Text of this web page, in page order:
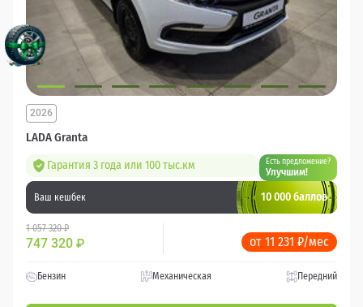
LADA Granta
2026
Гарантия 3 года или 100 тыс.км Есть предложение?
Улучшим!
Ваш кешбек 10 000 баллов
1 057 320 ₽
747 320 ₽ от 11 231 ₽/мес
Бензин Механическая Передний